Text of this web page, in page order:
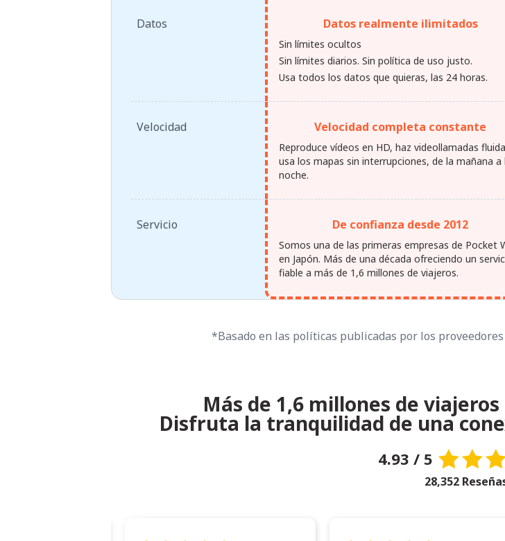
Datos Datos realmente ilimitados
Sin límites ocultos
Sin límites diarios. Sin política de uso justo.
Usa todos los datos que quieras, las 24 horas.
Velocidad Velocidad completa constante
Reproduce vídeos en HD, haz videollamadas
usa los mapas sin interrupciones, de la mañana a
noche.
Servicio De confianza desde 2012
Somos una de las primeras empresas de Pocket
en Japón. Más de una década ofreciendo un
fiable a más de 1,6 millones de viajeros.
*Basado en las políticas publicadas por los
Más de 1,6 millones de
Disfruta la tranquilidad de una
4.93 / 5
28,352